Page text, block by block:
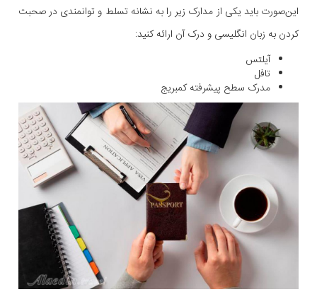
این‌صورت باید یکی از مدارک زیر را به نشانه تسلط و توانمندی در صحبت
کردن به زبان انگلیسی و درک آن ارائه کنید:
آیلتس
تافل
مدرک سطح پیشرفته کمبریج